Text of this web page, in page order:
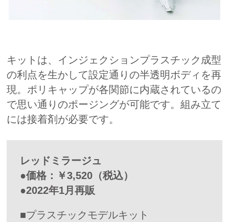
キットは、インジェクションプラスチック成型
の利点を生かして設定通りの半透明ボディを再
現。ポリキャップが各関節に内蔵されているの
で思い通りのポージングが可能です。組み立て
には接着剤が必要です。
レッドミラージュ
●価格：￥3,520（税込）
●2022年1月再販
■プラスチックモデルキット